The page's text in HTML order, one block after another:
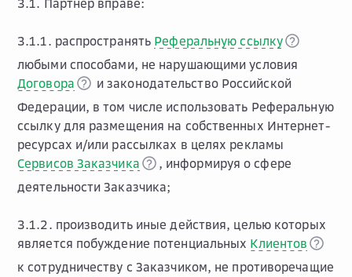
3.1. Партнер вправе:
3.1.1. распространять Реферальную ссылку
любыми способами, не нарушающими условия
Договора
и законодательство Российской
Федерации, в том числе использовать Реферальную
ссылку для размещения на собственных Интернет-
ресурсах и/или рассылках в целях рекламы
Сервисов Заказчика
, информируя о сфере
деятельности Заказчика;
3.1.2. производить иные действия, целью которых
является побуждение потенциальных Клиентов
к сотрудничеству с Заказчиком, не противоречащие